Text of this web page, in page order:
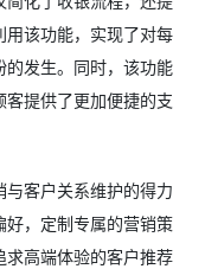
该功能，实现了对每
发生。同时，该功能
提供了更加便捷的支
客户关系维护的得力
，定制专属的营销策
求高端体验的客户推荐